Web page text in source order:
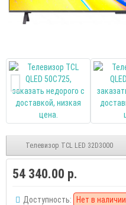
Телевизор TCL LED 32D3000
54 340.00 р.
Доступность: Нет в наличии